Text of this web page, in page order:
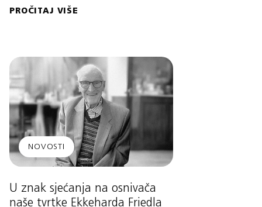
PROČITAJ VIŠE
NOVOSTI
U znak sjećanja na osnivača
naše tvrtke Ekkeharda Friedla